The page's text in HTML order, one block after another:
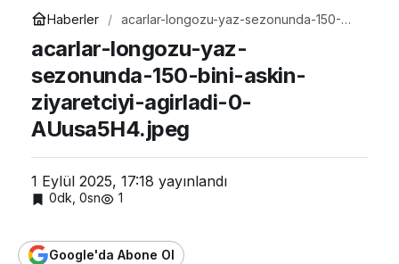
Haberler
acarlar-longozu-yaz-sezonunda-150-
AUusa5H4.jpeg
acarlar-longozu-yaz-
sezonunda-150-bini-askin-
ziyaretciyi-agirladi-0-
AUusa5H4.jpeg
1 Eylül 2025, 17:18 yayınlandı
0dk, 0sn 1
Google'da Abone Ol